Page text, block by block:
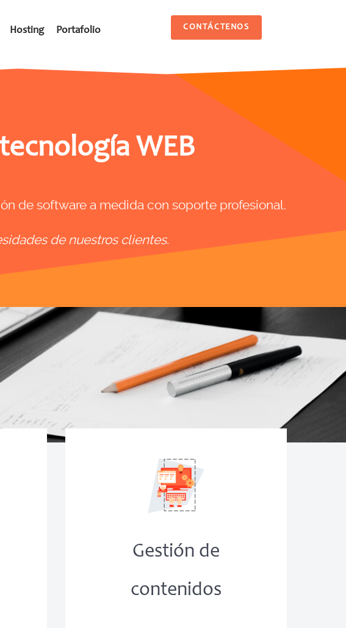
Hosting Portafolio CONTÁCTENOS
WEB
de software a medida con soporte profesional.
de nuestros clientes.
Gestión de
contenidos